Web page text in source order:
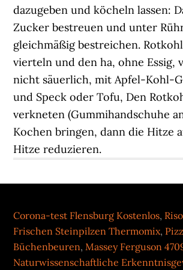
dazugeben und köcheln lassen:
Zucker bestreuen und unter
gleichmäßig bestreichen.
vierteln und den ha, ohne Essig,
nicht säuerlich, mit Apfel-Kohl-
und Speck oder Tofu, Den
verkneten (Gummihandschuhe
Kochen bringen, dann die Hitze
Hitze reduzieren.
Corona-test Flensburg Kostenlos,
Frischen Steinpilzen Thermomix,
Büchenbeuren,Massey Ferguson
Naturwissenschaftliche